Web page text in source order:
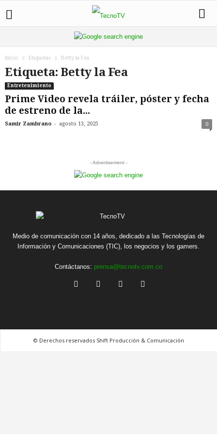
Inicio Etiquetas Betty la Fea
Etiqueta: Betty la Fea
Entretenimiento
Prime Video revela tráiler, póster y fecha
de estreno de la...
Samir Zambrano - agosto 13, 2025 0
- Advertisement -
Medio de comunicación con 14 años, dedicado a las Tecnologías de
Información y Comunicaciones (TIC), los negocios y los gamers.
Contáctanos: prensa@tecnotv.com.co
© Derechos reservados Shift Producción & Comunicación